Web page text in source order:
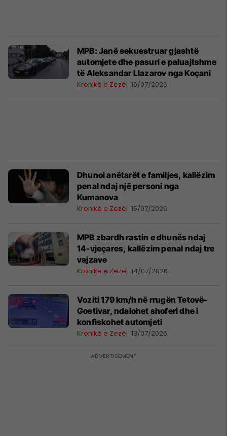
MPB: Janë sekuestruar gjashtë
automjete dhe pasuri e paluajtshme
të Aleksandar Llazarov nga Koçani
Kronikë e Zezë 16/07/2026
Dhunoi anëtarët e familjes, kallëzim
penal ndaj një personi nga
Kumanova
Kronikë e Zezë 15/07/2026
MPB zbardh rastin e dhunës ndaj
14-vjeçares, kallëzim penal ndaj tre
vajzave
Kronikë e Zezë 14/07/2026
Voziti 179 km/h në rrugën Tetovë-
Gostivar, ndalohet shoferi dhe i
konfiskohet automjeti
Kronikë e Zezë 13/07/2026